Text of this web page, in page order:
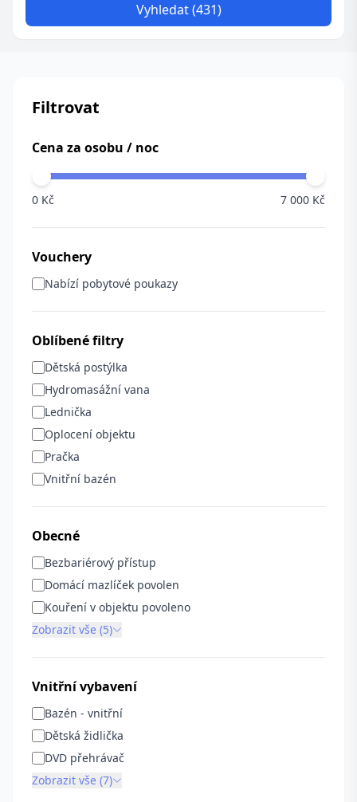
Vyhledat (431)
Filtrovat
Cena za osobu / noc
0 Kč 7 000 Kč
Vouchery
Nabízí pobytové poukazy
Oblíbené filtry
Dětská postýlka
Hydromasážní vana
Lednička
Oplocení objektu
Pračka
Vnitřní bazén
Obecné
Bezbariérový přístup
Domácí mazlíček povolen
Kouření v objektu povoleno
Zobrazit vše (5)
Vnitřní vybavení
Bazén - vnitřní
Dětská židlička
DVD přehrávač
Zobrazit vše (7)